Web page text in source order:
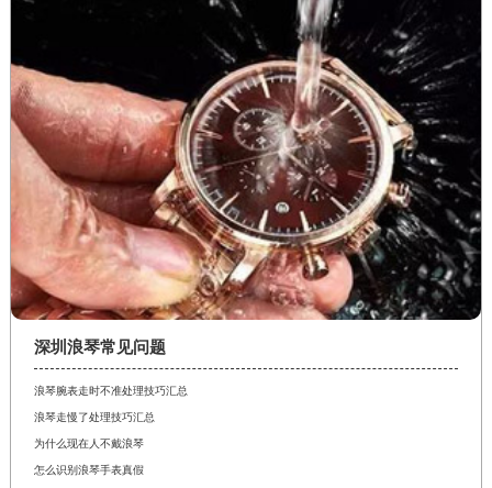
深圳浪琴常见问题
浪琴腕表走时不准处理技巧汇总
浪琴走慢了处理技巧汇总
为什么现在人不戴浪琴
怎么识别浪琴手表真假